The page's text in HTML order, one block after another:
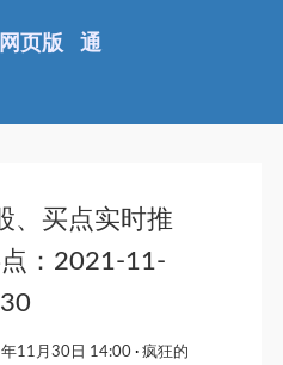
网页版
通
、买点实时推
：2021-11-
30
11月30日 14:00
疯狂的